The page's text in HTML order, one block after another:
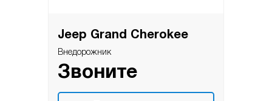
Jeep Grand Cherokee
Внедорожник
Звоните